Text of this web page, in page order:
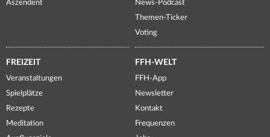
Aszendent
News-Podcast
Themen-Ticker
Voting
FREIZEIT
Veranstaltungen
Spielplätze
Rezepte
Meditation
FFH-WELT
FFH-App
Newsletter
Kontakt
Frequenzen